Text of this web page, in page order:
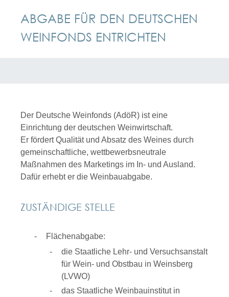
ABGABE FÜR DEN DEUTSCHEN
WEINFONDS ENTRICHTEN
Der Deutsche Weinfonds (AdöR) ist eine
Einrichtung der deutschen Weinwirtschaft.
Er fördert Qualität und Absatz des Weines durch
gemeinschaftliche, wettbewerbsneutrale
Maßnahmen des Marketings im In- und Ausland.
Dafür erhebt er die Weinbauabgabe.
ZUSTÄNDIGE STELLE
Flächenabgabe:
die Staatliche Lehr- und Versuchsanstalt
für Wein- und Obstbau in Weinsberg
(LVWO)
das Staatliche Weinbauinstitut in